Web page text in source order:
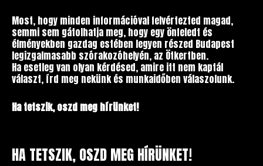
Most, hogy minden információval felvértezted magad,
semmi sem gátolhatja meg, hogy egy önfeledt és
élményekben gazdag estében legyen részed Budapest
legizgalmasabb szórakozóhelyén, az Ötkertben.
Ha esetleg van olyan kérdésed, amire itt nem kaptál
választ, írd meg nekünk és munkaidőben válaszolunk.
Ha tetszik, oszd meg hírünket!
HA TETSZIK, OSZD MEG HÍRÜNKET!